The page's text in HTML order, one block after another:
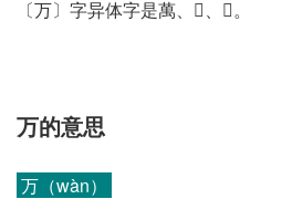
〔万〕字异体字是萬、𠂍、𢄏。
万的意思
万（wàn）